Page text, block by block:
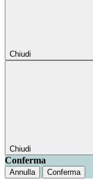
Chiudi
Chiudi
Conferma
Annulla Conferma